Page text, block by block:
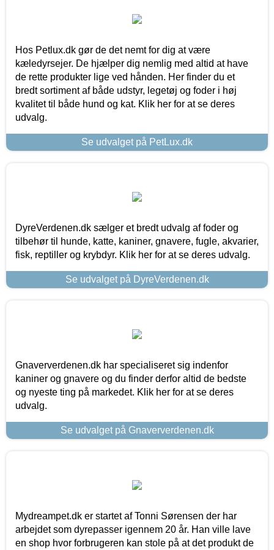
Hos Petlux.dk gør de det nemt for dig at være
kæledyrsejer. De hjælper dig nemlig med altid at have
de rette produkter lige ved hånden. Her finder du et
bredt sortiment af både udstyr, legetøj og foder i høj
kvalitet til både hund og kat. Klik her for at se deres
udvalg.
Se udvalget på PetLux.dk
DyreVerdenen.dk sælger et bredt udvalg af foder og
tilbehør til hunde, katte, kaniner, gnavere, fugle, akvarier,
fisk, reptiller og krybdyr. Klik her for at se deres udvalg.
Se udvalget på DyreVerdenen.dk
Gnaververdenen.dk har specialiseret sig indenfor
kaniner og gnavere og du finder derfor altid de bedste
og nyeste ting på markedet. Klik her for at se deres
udvalg.
Se udvalget på Gnaververdenen.dk
Mydreampet.dk er startet af Tonni Sørensen der har
arbejdet som dyrepasser igennem 20 år. Han ville lave
en shop hvor forbrugeren kan stole på at det produkt de